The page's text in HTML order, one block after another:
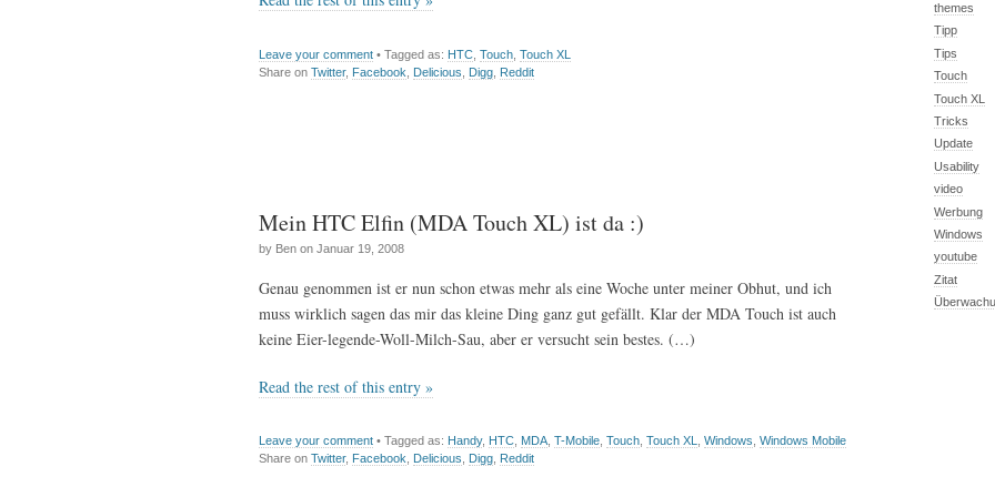
Leave your comment • Tagged as: HTC Touch Touch XL
Share on Twitter, Facebook Delicious Digg Reddit
Mein HTC Elfin (MDA Touch XL) ist da :)
by Ben on Januar 19, 2008
Genau genommen ist er nun schon etwas mehr als eine Woche unter meiner Obhut, und ich
muss wirklich sagen das mir das kleine Ding ganz gut gefällt. Klar der MDA Touch ist auch
keine Eier-legende-Woll-Milch-Sau, aber er versucht sein bestes. (…)
Read the rest of this entry »
Leave your comment • Tagged as: Handy, HTC MDA T-Mobile Touch Touch XL Windows Windows Mobile
Share on Twitter, Facebook Delicious Digg Reddit
themes
Tipp
Tips
Touch
Touch XL
Tricks
Update
Usability
video
Werbung
Windows
youtube
Zitat